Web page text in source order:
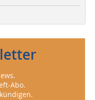
Abo.